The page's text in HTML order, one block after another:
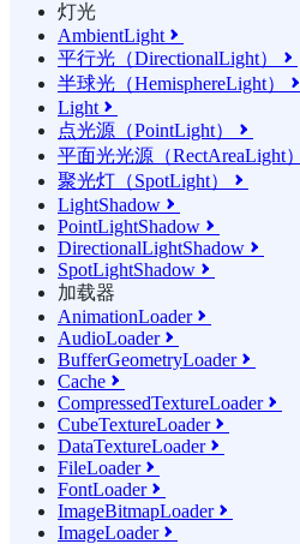
灯光
AmbientLight 
平行光（DirectionalLight） 
半球光（HemisphereLight） 
Light 
点光源（PointLight） 
平面光光源（RectAreaLight）
聚光灯（SpotLight） 
LightShadow 
PointLightShadow 
DirectionalLightShadow 
SpotLightShadow 
加载器
AnimationLoader
AudioLoader
BufferGeometryLoader
Cache 
CompressedTextureLoader
CubeTextureLoader
DataTextureLoader
FileLoader
FontLoader
ImageBitmapLoader
ImageLoader